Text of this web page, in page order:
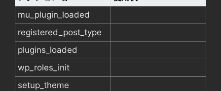
mu_plugin_loaded
registered_post_type
plugins_loaded
wp_roles_init
setup_theme